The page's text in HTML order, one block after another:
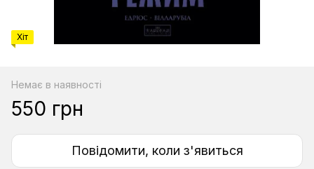
Хіт
Немає в наявності
550 грн
Повідомити, коли з'явиться